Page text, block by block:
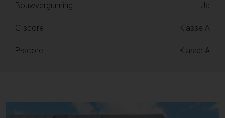
Bouwvergunning Ja
G-score Klasse A
P-score Klasse A